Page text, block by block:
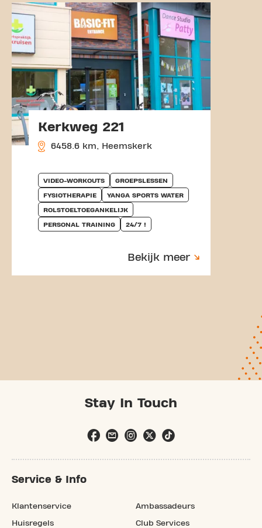
Kerkweg 221
6458.6 km, Heemskerk
VIDEO-WORKOUTS GROEPSLESSEN
FYSIOTHERAPIE YANGA SPORTS WATER
ROLSTOELTOEGANKELIJK
PERSONAL TRAINING 24/7 !
Bekijk meer
Stay In Touch
Service & Info
Klantenservice
Huisregels
Ambassadeurs
Club Services